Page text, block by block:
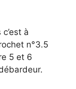
à
n°3.5
5 et 6